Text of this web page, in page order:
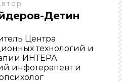
Детин
Центра
технологий и
ИНТЕРА
инфотерапевт и